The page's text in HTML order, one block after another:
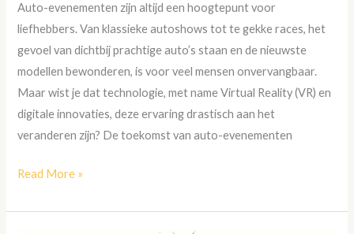
Auto-evenementen zijn altijd een hoogtepunt voor
liefhebbers. Van klassieke autoshows tot te gekke races, het
gevoel van dichtbij prachtige auto’s staan en de nieuwste
modellen bewonderen, is voor veel mensen onvervangbaar.
Maar wist je dat technologie, met name Virtual Reality (VR) en
digitale innovaties, deze ervaring drastisch aan het
veranderen zijn? De toekomst van auto-evenementen
Read More »